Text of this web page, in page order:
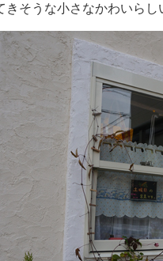
きそうな小さなかわいらし